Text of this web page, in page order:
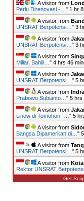
A visitor from
Perlu Direnovasi -…" 1 hr
A visitor from
UNSRAT Berpotensi…" 3
A visitor from
UNSRAT Berpotensi…" 3
A visitor from
Miliar, Bahlil…" 4 hrs 46
A visitor from
UNSRAT Berpotensi…" 5
A visitor from
Prabowo Subianto…" 5 hrs
A visitor from
Linow di Tomohon -…" 5
A visitor from
Bangsa Dipamerkan di…"
A visitor from
UNSRAT Berpotensi…" 5
A visitor from
Rektor UNSRAT
Get